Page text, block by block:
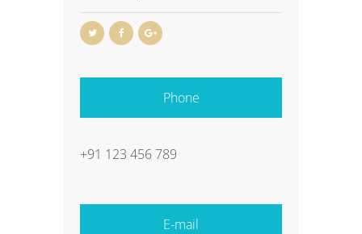
Phone
+91 123 456 789
E-mail